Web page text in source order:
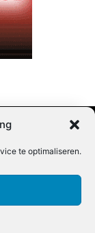
te optimaliseren.